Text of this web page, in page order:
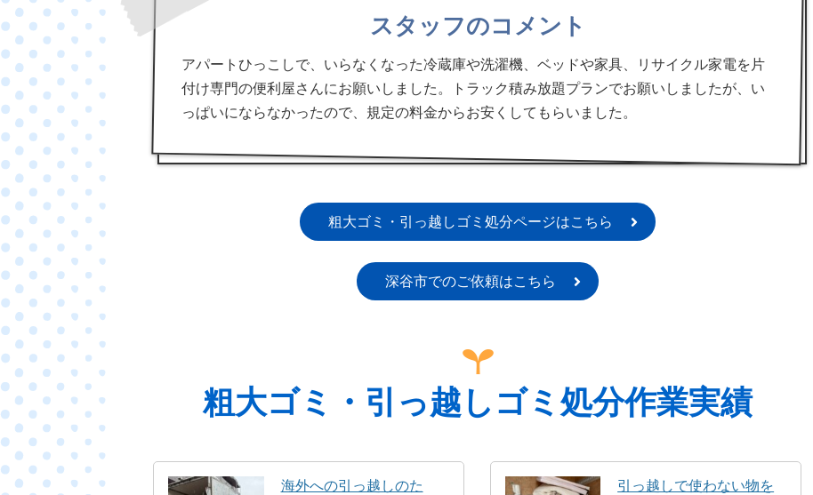
スタッフのコメント
アパートひっこしで、いらなくなった冷蔵庫や洗濯機、ベッドや家具、リサイクル家電を片
付け専門の便利屋さんにお願いしました。トラック積み放題プランでお願いしましたが、い
っぱいにならなかったので、規定の料金からお安くしてもらいました。
粗大ゴミ・引っ越しゴミ処分ページはこちら
深谷市でのご依頼はこちら
粗大ゴミ・引っ越しゴミ処分作業実績
海外への引っ越しのた
引っ越しで使わない物を